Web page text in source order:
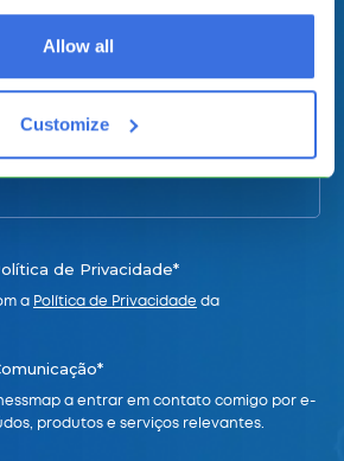
Allow all
Customize
de Privacidade*
a Política de Privacidade da
a entrar em contato comigo por e-
produtos e serviços relevantes.